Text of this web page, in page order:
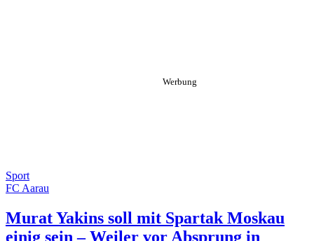
Sport
FC Aarau
Murat Yakins soll mit Spartak Moskau
einig sein – Weiler vor Absprung in